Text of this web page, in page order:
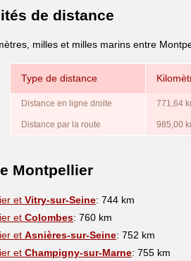
de distance
milles et milles marins entre
Type de distance
Distance en ligne droite 771,64
Distance par la route 985,00
Montpellier
et Vitry-sur-Seine: 744 km
et Colombes: 760 km
et Asnières-sur-Seine: 752 km
et Champigny-sur-Marne: 755 km